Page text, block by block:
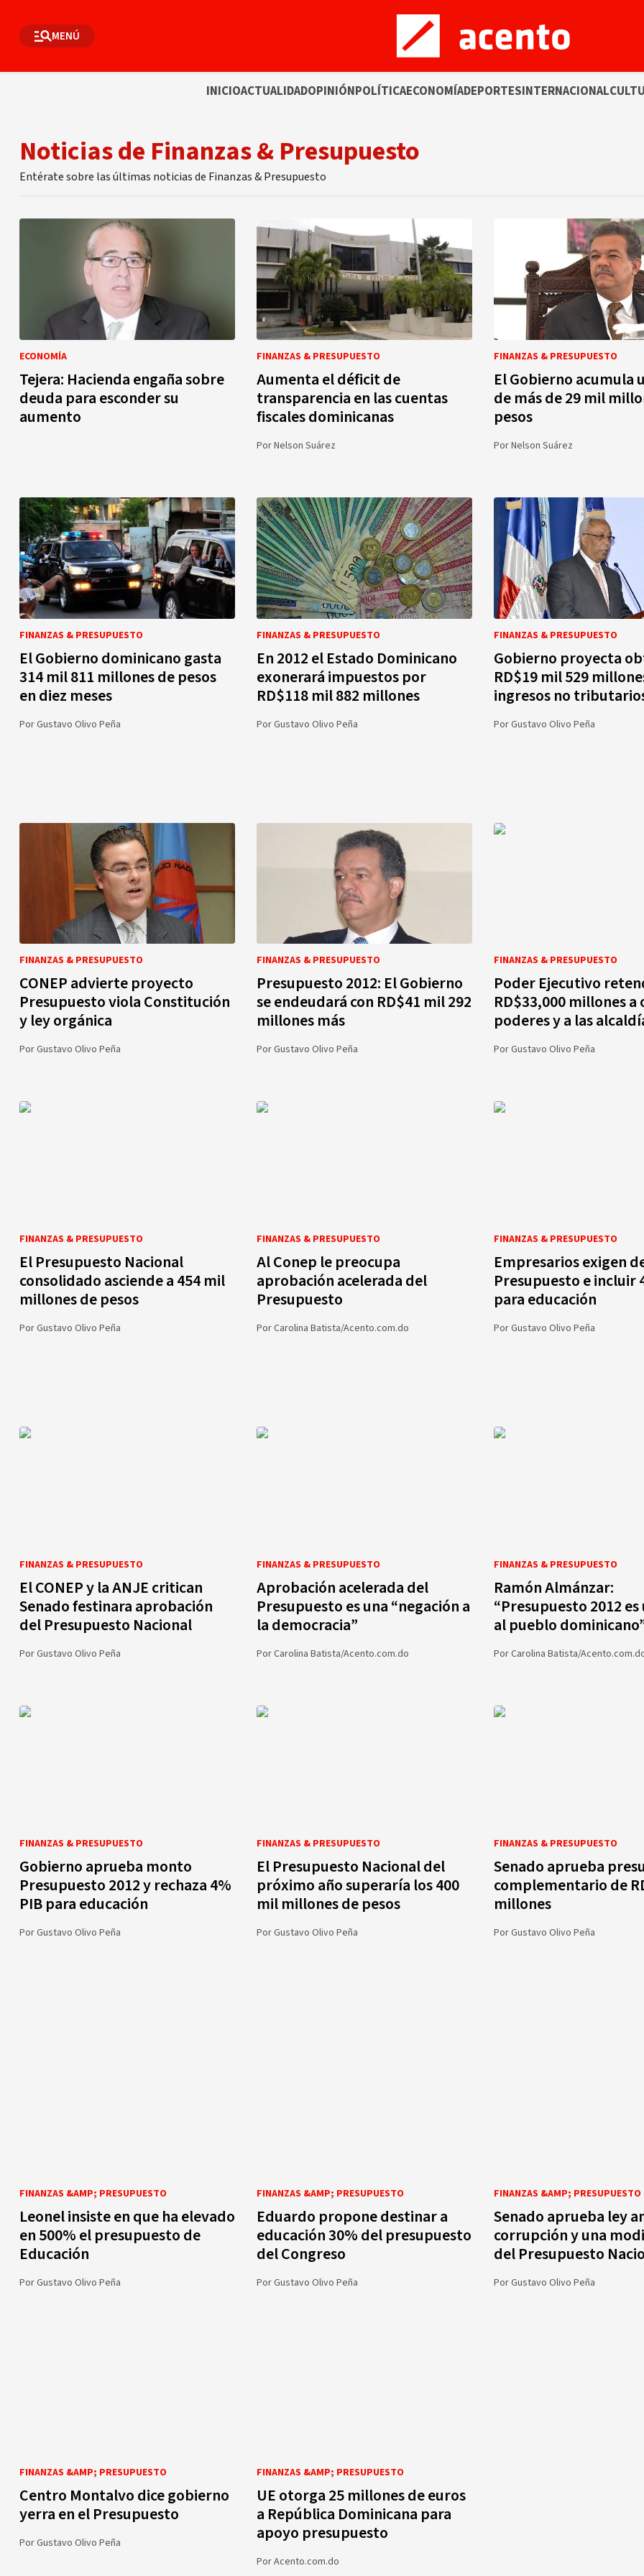
MENÚ
INICIOACTUALIDADOPINIÓNPOLÍTICAECONOMÍADEPORTESINTERNACIONAL
Noticias de Finanzas & Presupuesto
Entérate sobre las últimas noticias de Finanzas & Presupuesto
ECONOMÍA
Tejera: Hacienda engaña sobre
deuda para esconder su
aumento
FINANZAS & PRESUPUESTO
Aumenta el déficit de
transparencia en las cuentas
fiscales dominicanas
PorNelson Suárez
FINANZAS & PRESUPUESTO
El Gobierno acumula
de más de 29 mil
pesos
PorNelson Suárez
FINANZAS & PRESUPUESTO
El Gobierno dominicano gasta
314 mil 811 millones de pesos
en diez meses
PorGustavo Olivo Peña
FINANZAS & PRESUPUESTO
En 2012 el Estado Dominicano
exonerará impuestos por
RD$118 mil 882 millones
PorGustavo Olivo Peña
FINANZAS & PRESUPUESTO
Gobierno proyecta
RD$19 mil 529
ingresos no
PorGustavo Olivo Peña
FINANZAS & PRESUPUESTO
CONEP advierte proyecto
Presupuesto viola Constitución
y ley orgánica
PorGustavo Olivo Peña
FINANZAS & PRESUPUESTO
Presupuesto 2012: El Gobierno
se endeudará con RD$41 mil 292
millones más
PorGustavo Olivo Peña
FINANZAS & PRESUPUESTO
Poder Ejecutivo
RD$33,000 millones
poderes y a las
PorGustavo Olivo Peña
FINANZAS & PRESUPUESTO
El Presupuesto Nacional
consolidado asciende a 454 mil
millones de pesos
PorGustavo Olivo Peña
FINANZAS & PRESUPUESTO
Al Conep le preocupa
aprobación acelerada del
Presupuesto
PorCarolina Batista/Acento.com.do
FINANZAS & PRESUPUESTO
Empresarios exigen
Presupuesto e incluir
para educación
PorGustavo Olivo Peña
FINANZAS & PRESUPUESTO
El CONEP y la ANJE critican
Senado festinara aprobación
del Presupuesto Nacional
PorGustavo Olivo Peña
FINANZAS & PRESUPUESTO
Aprobación acelerada del
Presupuesto es una “negación a
la democracia”
PorCarolina Batista/Acento.com.do
FINANZAS & PRESUPUESTO
Ramón Almánzar:
“Presupuesto 2012
al pueblo
PorCarolina Batista/
FINANZAS & PRESUPUESTO
Gobierno aprueba monto
Presupuesto 2012 y rechaza 4%
PIB para educación
PorGustavo Olivo Peña
FINANZAS & PRESUPUESTO
El Presupuesto Nacional del
próximo año superaría los 400
mil millones de pesos
PorGustavo Olivo Peña
FINANZAS & PRESUPUESTO
Senado aprueba
complementario de
millones
PorGustavo Olivo Peña
FINANZAS &AMP; PRESUPUESTO
Leonel insiste en que ha elevado
en 500% el presupuesto de
Educación
PorGustavo Olivo Peña
FINANZAS &AMP; PRESUPUESTO
Eduardo propone destinar a
educación 30% del presupuesto
del Congreso
PorGustavo Olivo Peña
FINANZAS &AMP; PRESUPUESTO
Senado aprueba ley
corrupción y una
del Presupuesto
PorGustavo Olivo Peña
FINANZAS &AMP; PRESUPUESTO
Centro Montalvo dice gobierno
yerra en el Presupuesto
PorGustavo Olivo Peña
FINANZAS &AMP; PRESUPUESTO
UE otorga 25 millones de euros
a República Dominicana para
apoyo presupuesto
PorAcento.com.do